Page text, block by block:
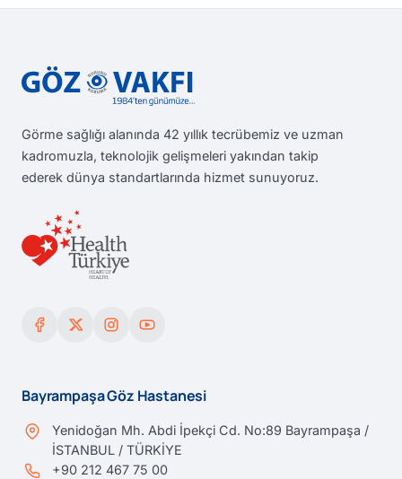
Görme sağlığı alanında 42 yıllık tecrübemiz ve uzman
kadromuzla, teknolojik gelişmeleri yakından takip
ederek dünya standartlarında hizmet sunuyoruz.
Bayrampaşa Göz Hastanesi
Yenidoğan Mh. Abdi İpekçi Cd. No:89 Bayrampaşa /
İSTANBUL / TÜRKİYE
+90 212 467 75 00